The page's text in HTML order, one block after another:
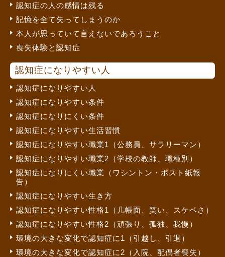
認知症の人の感情は残る
記憶を全て失ってしまうのか
本人が思っていて言えないであろうこと
喪失体験と認知症
認知症になりやすい人
認知症になりやすい人
認知症になりやすい条件
認知症になりにくい条件
認知症になりやすい生活習慣
認知症になりやすい職業1（公務員、サラリーマン）
認知症になりやすい職業2（学校の教師、職種別）
認知症になりにくい職業（ワシントン・ポスト紙報
告）
認知症になりやすい生き方
認知症になりやすい性格1（几帳面、笑い、スケベさ）
認知症になりやすい性格2（頑張り、孤独、我慢）
環境の大きな変化で認知症に1（引越し、引退）
環境の大きな変化で認知症に2（入院、配偶者喪失）